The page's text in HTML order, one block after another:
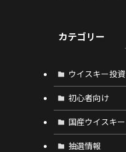
カテゴリー
ウイスキー投資
初心者向け
国産ウイスキー
抽選情報